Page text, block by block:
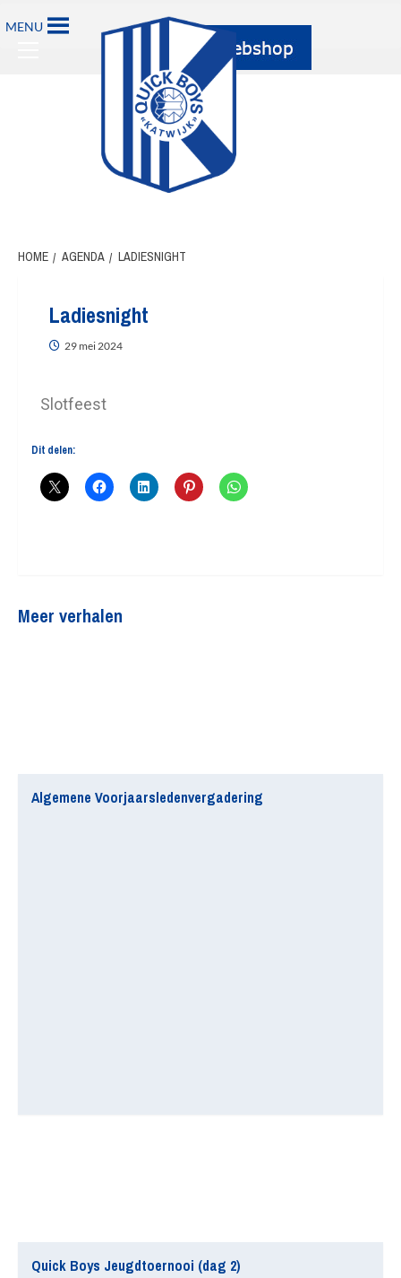
MENU
HOME AGENDA LADIESNIGHT
Ladiesnight
29 mei 2024
Slotfeest
Dit delen:
Meer verhalen
Algemene Voorjaarsledenvergadering
Quick Boys Jeugdtoernooi (dag 2)